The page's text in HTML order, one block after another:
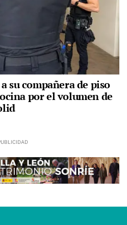
su compañera de piso
por el volumen de